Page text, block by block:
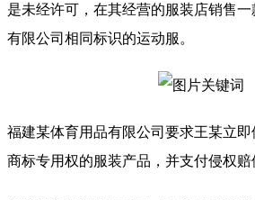
是未经许可，在其经营的服装店销售
有限公司相同标识的运动服。
福建某体育用品有限公司要求王某立
商标专用权的服装产品，并支付侵权赔